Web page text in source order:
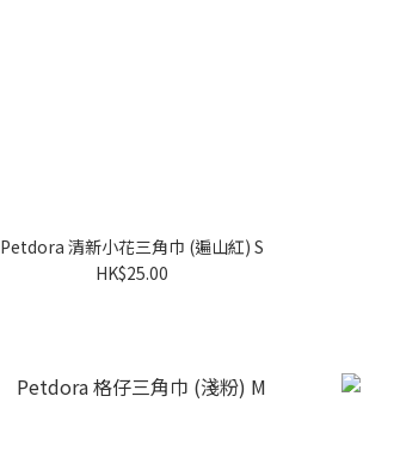
Petdora 清新小花三角巾 (遍山紅) S
HK$25.00